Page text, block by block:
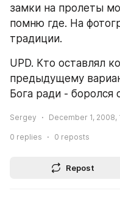
замки на пролеты
помню где. На
традиции.
UPD. Кто оставлял
предыдущему
Бога ради - боролся
Sergey December 1, 2008,
0 replies 0 reposts
Repost